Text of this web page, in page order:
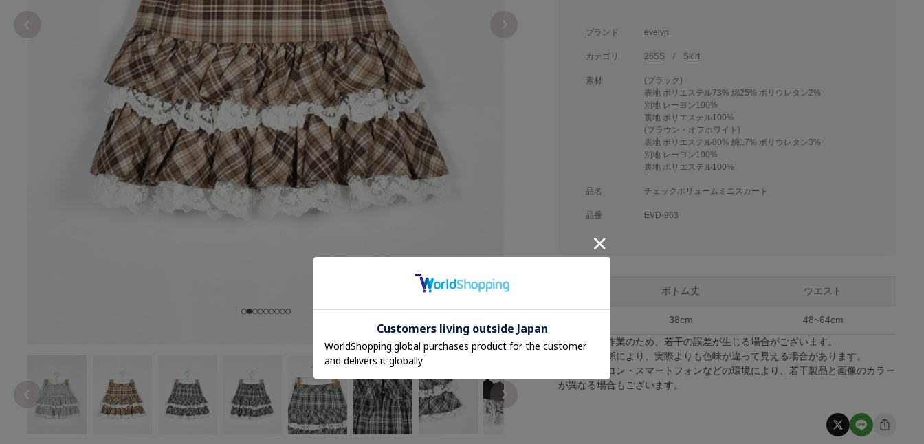
ブランド evelyn
カテゴリ 26SS Skirt
素材
(ブラック)
表地 ポリエステル73% 綿25% ポリウレタン2%
別地 レーヨン100%
裏地 ポリエステル100%
(ブラウン・オフホワイト)
表地 ポリエステル80% 綿17% ポリウレタン3%
別地 レーヨン100%
裏地 ポリエステル100%
品名 チェックボリュームミニスカート
品番 EVD-963
ボトム丈 ウエスト
38cm
48~64cm
※採寸は手作業のため、若干の誤差が生じる場合がございます。
※照明の関係により、実際よりも色味が違って見える場合があります。
※またパソコン・スマートフォンなどの環境により、若干製品と画像のカラー
が異なる場合もございます。